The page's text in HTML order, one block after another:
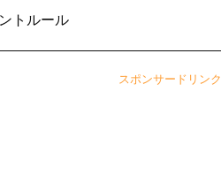
トルール
スポンサードリンク